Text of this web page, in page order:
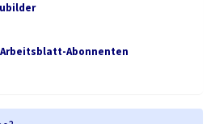
Arbeitsblatt-Abonnenten